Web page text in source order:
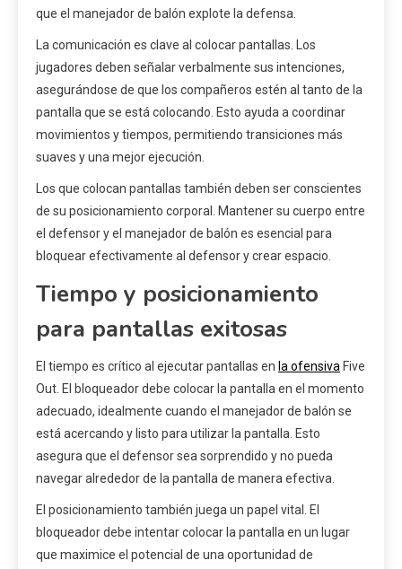
que el manejador de balón explote la defensa.
La comunicación es clave al colocar pantallas. Los
jugadores deben señalar verbalmente sus intenciones,
asegurándose de que los compañeros estén al tanto de la
pantalla que se está colocando. Esto ayuda a coordinar
movimientos y tiempos, permitiendo transiciones más
suaves y una mejor ejecución.
Los que colocan pantallas también deben ser conscientes
de su posicionamiento corporal. Mantener su cuerpo entre
el defensor y el manejador de balón es esencial para
bloquear efectivamente al defensor y crear espacio.
Tiempo y posicionamiento
para pantallas exitosas
El tiempo es crítico al ejecutar pantallas en la ofensiva Five
Out. El bloqueador debe colocar la pantalla en el momento
adecuado, idealmente cuando el manejador de balón se
está acercando y listo para utilizar la pantalla. Esto
asegura que el defensor sea sorprendido y no pueda
navegar alrededor de la pantalla de manera efectiva.
El posicionamiento también juega un papel vital. El
bloqueador debe intentar colocar la pantalla en un lugar
que maximice el potencial de una oportunidad de